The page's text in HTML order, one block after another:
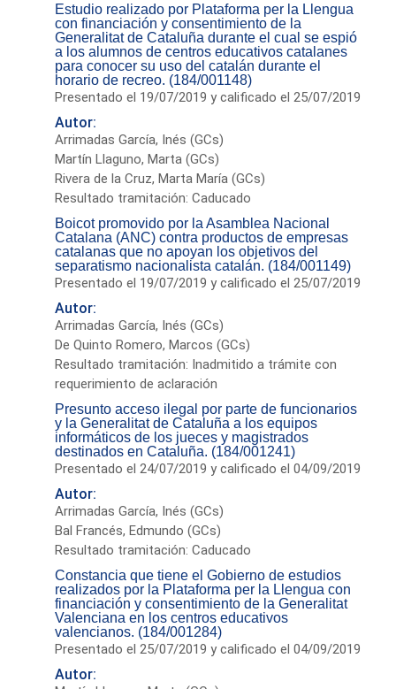
Estudio realizado por Plataforma per la Llengua
con financiación y consentimiento de la
Generalitat de Cataluña durante el cual se espió
a los alumnos de centros educativos catalanes
para conocer su uso del catalán durante el
horario de recreo. (184/001148)
Presentado el 19/07/2019 y calificado el 25/07/2019
Autor:
Arrimadas García, Inés (GCs)
Martín Llaguno, Marta (GCs)
Rivera de la Cruz, Marta María (GCs)
Resultado tramitación: Caducado
Boicot promovido por la Asamblea Nacional
Catalana (ANC) contra productos de empresas
catalanas que no apoyan los objetivos del
separatismo nacionalista catalán. (184/001149)
Presentado el 19/07/2019 y calificado el 25/07/2019
Autor:
Arrimadas García, Inés (GCs)
De Quinto Romero, Marcos (GCs)
Resultado tramitación: Inadmitido a trámite con
requerimiento de aclaración
Presunto acceso ilegal por parte de funcionarios
y la Generalitat de Cataluña a los equipos
informáticos de los jueces y magistrados
destinados en Cataluña. (184/001241)
Presentado el 24/07/2019 y calificado el 04/09/2019
Autor:
Arrimadas García, Inés (GCs)
Bal Francés, Edmundo (GCs)
Resultado tramitación: Caducado
Constancia que tiene el Gobierno de estudios
realizados por la Plataforma per la Llengua con
financiación y consentimiento de la Generalitat
Valenciana en los centros educativos
valencianos. (184/001284)
Presentado el 25/07/2019 y calificado el 04/09/2019
Autor: